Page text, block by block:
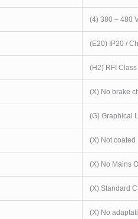
(4) 380 – 480
(E20) IP20 /
(H2) RFI
(X) No brake
(G) Graphical
(X) Not coated
(X) No Mains
(X) Standard
(X) No